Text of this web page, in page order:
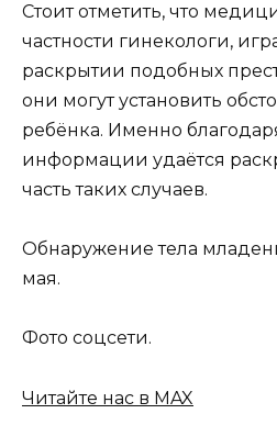
Стоит отметить, что
частности гинекологи,
раскрытии подобных
они могут установить
ребёнка. Именно
информации удаётся
часть таких случаев.
Обнаружение тела
мая.
Фото соцсети.
Читайте нас в MAX